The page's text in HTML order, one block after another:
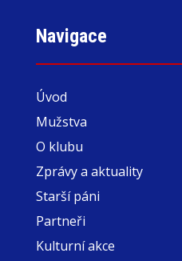
Navigace
Úvod
Mužstva
O klubu
Zprávy a aktuality
Starší páni
Partneři
Kulturní akce